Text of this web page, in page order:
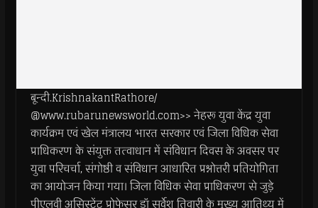
बून्दी.KrishnakantRathore/
@www.rubarunewsworld.com>> नेहरू युवा केंद्र युवा
कार्यक्रम एवं खेल मंत्रालय भारत सरकार एवं जिला विधिक सेवा
प्राधिकरण के संयुक्त तत्वाधान में संविधान दिवस के अवसर पर
युवा परिचर्चा, संगोष्ठी व संविधान आधारित प्रश्नोत्तरी प्रतियोगिता
का आयोजन किया गया। जिला विधिक सेवा प्राधिकरण से जुड़े
पीएलवी असिस्टेंट प्रोफेसर डॉ सर्वेश तिवारी के मुख्य आतिथ्य में